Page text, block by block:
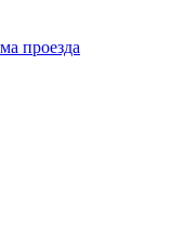
проезда